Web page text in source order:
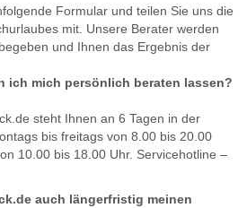
Formular und teilen Sie uns die
mit. Unsere Berater werden
und Ihnen das Ergebnis der
ich mich persönlich beraten lassen?
steht Ihnen an 6 Tagen in der
bis freitags von 8.00 bis 20.00
10.00 bis 18.00 Uhr. Servicehotline –
auch längerfristig meinen